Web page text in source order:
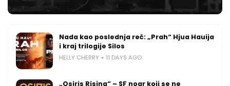
Nada kao poslednja reč: „Prah“ Hjua Hauija
i kraj trilogije Silos
HELLY CHERRY 11 DAYS AGO
„Osiris Rising“ – SF noar koji se ne